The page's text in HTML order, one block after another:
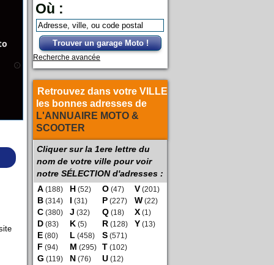
Où :
Trouver un garage Moto !
Recherche avancée
Retrouvez dans votre VILLE
les bonnes adresses de
L'ANNUAIRE MOTO &
SCOOTER
Cliquer sur la 1ere lettre du
nom de votre ville pour voir
notre SÉLECTION d'adresses :
A (188)
B (314)
C (380)
D (83)
E (80)
F (94)
G (119)
H (52)
I (31)
J (32)
K (5)
L (458)
M (295)
N (76)
O (47)
P (227)
Q (18)
R (128)
S (571)
T (102)
U (12)
V (201)
W (22)
X (1)
Y (13)